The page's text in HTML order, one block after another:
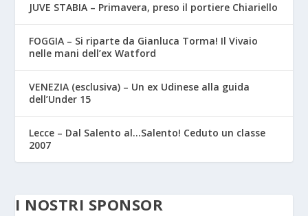
JUVE STABIA – Primavera, preso il portiere Chiariello
FOGGIA – Si riparte da Gianluca Torma! Il Vivaio
nelle mani dell’ex Watford
VENEZIA (esclusiva) – Un ex Udinese alla guida
dell’Under 15
Lecce – Dal Salento al…Salento! Ceduto un classe
2007
I NOSTRI SPONSOR